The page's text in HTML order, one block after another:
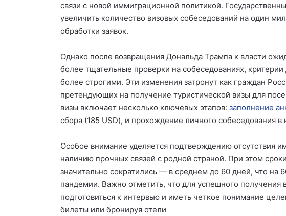
связи с новой иммиграционной политикой.
увеличить количество визовых собеседований на один
обработки заявок.
Однако после возвращения Дональда Трампа к власти
более тщательные проверки на собеседованиях, критерии
более строгими. Эти изменения затронут как граждан
претендующих на получение туристической визы для
визы включает несколько ключевых этапов: заполнение
сбора (185 USD), и прохождение личного собеседования в
Особое внимание уделяется подтверждению отсутствия
наличию прочных связей с родной страной. При этом
значительно сократились — в среднем до 60 дней, что на
пандемии. Важно отметить, что для успешного получения
подготовиться к интервью и иметь четкое понимание
билеты или бронируя отели